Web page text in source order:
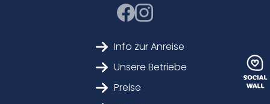
Info zur Anreise
Unsere Betriebe
Preise